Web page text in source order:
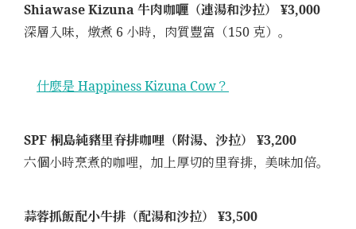
Shiawase Kizuna 牛肉咖喱（連湯和沙拉） ¥3,000
深層入味，燉煮 6 小時，肉質豐富（150 克）。
什麼是 Happiness Kizuna Cow？
SPF 桐島純豬里脊排咖哩（附湯、沙拉） ¥3,200
六個小時烹煮的咖哩，加上厚切的里脊排，美味加倍。
蒜蓉抓飯配小牛排（配湯和沙拉） ¥3,500